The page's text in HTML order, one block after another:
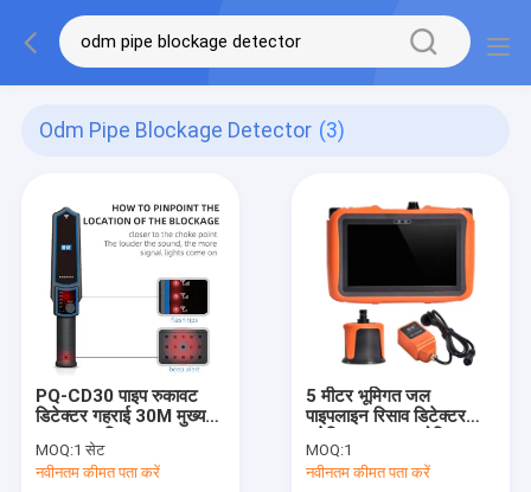
Odm Pipe Blockage Detector (3)
PQ-CD30 पाइप रुकावट
डिटेक्टर गहराई 30M मुख्य
जल लाइन रिसाव का पता
लगाना
MOQ:1 सेट
नवीनतम कीमत पता करें
5 मीटर भूमिगत जल
पाइपलाइन रिसाव डिटेक्टर
PQWT L3000
MOQ:1
नवीनतम कीमत पता करें